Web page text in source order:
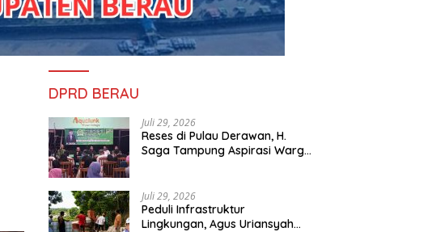
DPRD BERAU
Juli 29, 2026
Reses di Pulau Derawan, H.
Saga Tampung Aspirasi Warga
Juli 29, 2026
Peduli Infrastruktur
Lingkungan, Agus Uriansyah